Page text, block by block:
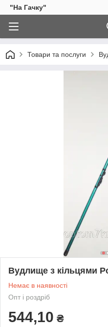
"На Гачку"
Товари та послуги
Вудлище з кільцями
Немає в наявності
Опт і роздріб
544,10 ₴